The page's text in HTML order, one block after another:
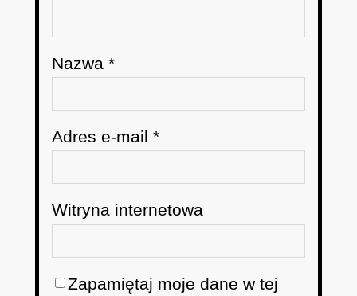
Nazwa *
Adres e-mail *
Witryna internetowa
Zapamiętaj moje dane w tej